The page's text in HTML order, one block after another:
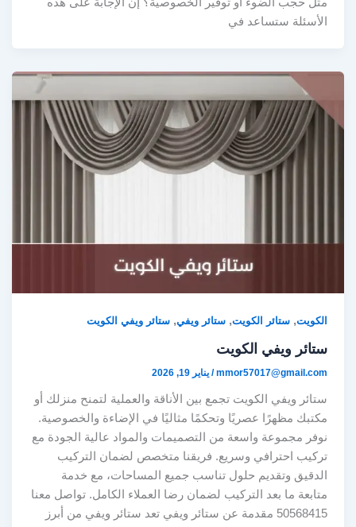
الأسئلة ستساعد في
الكويت,ستائر الكويت,ستائر ويفي,ستائر ويفي الكويت
ستائر ويفي الكويت
mmor57017@gmail.com
/يناير 19, 2026
ستائر ويفي الكويت تجمع بين الأناقة والعملية لتمنح منزلك أو
مكتبك مظهرًا عصريًا وتحكمًا مثاليًا في الإضاءة والخصوصية.
نوفر مجموعة واسعة من التصميمات والمواد عالية الجودة مع
تركيب احترافي وسريع. فريقنا متخصص لضمان التركيب
الدقيق وتقديم حلول تناسب جميع المساحات، مع خدمة
متابعة ما بعد التركيب لضمان رضا العملاء الكامل. تواصل معنا
50568415 مقدمة عن ستائر ويفي تعد ستائر ويفي من أبرز